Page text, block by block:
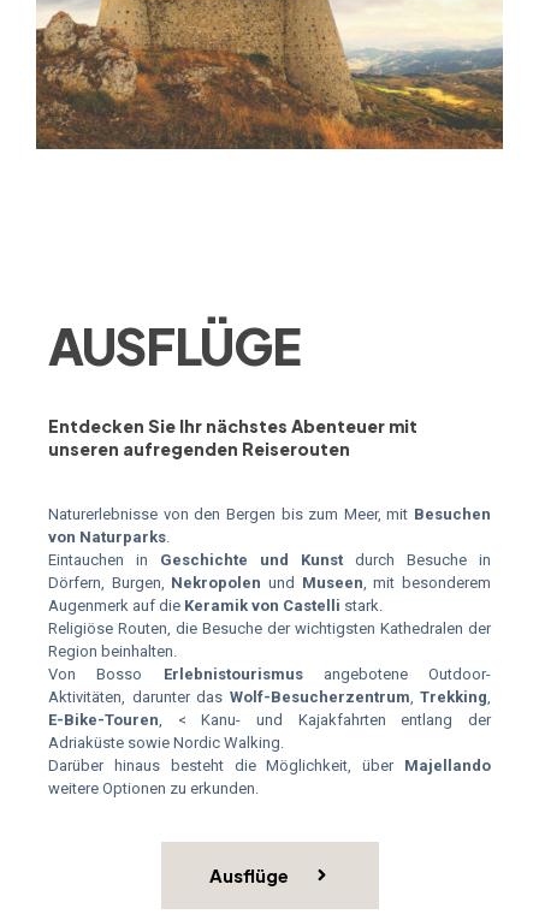
AUSFLÜGE
Entdecken Sie Ihr nächstes Abenteuer mit
unseren aufregenden Reiserouten
Naturerlebnisse von den Bergen bis zum Meer, mit Besuchen
von Naturparks.
Eintauchen in Geschichte und Kunst durch Besuche in
Dörfern, Burgen, Nekropolen und Museen, mit besonderem
Augenmerk auf die Keramik von Castelli stark.
Religiöse Routen, die Besuche der wichtigsten Kathedralen der
Region beinhalten.
Von Bosso Erlebnistourismusangebotene Outdoor-
Aktivitäten, darunter das Wolf-Besucherzentrum, Trekking,
E-Bike-Touren, < Kanu- und Kajakfahrten entlang der
Adriaküste sowie Nordic Walking.
Darüber hinaus besteht die Möglichkeit, über Majellando
weitere Optionen zu erkunden.
Ausflüge